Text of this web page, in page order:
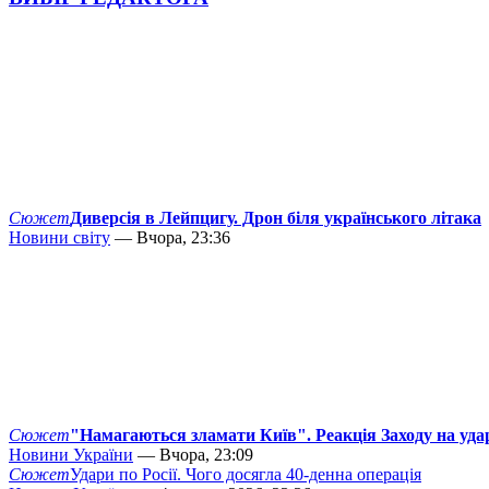
СюжетДиверсія в Лейпцигу. Дрон біля українського літака
Новини світу — Вчора, 23:36
Сюжет"Намагаються зламати Київ". Реакція Заходу на
Новини України — Вчора, 23:09
СюжетУдари по Росії. Чого досягла 40-денна операція